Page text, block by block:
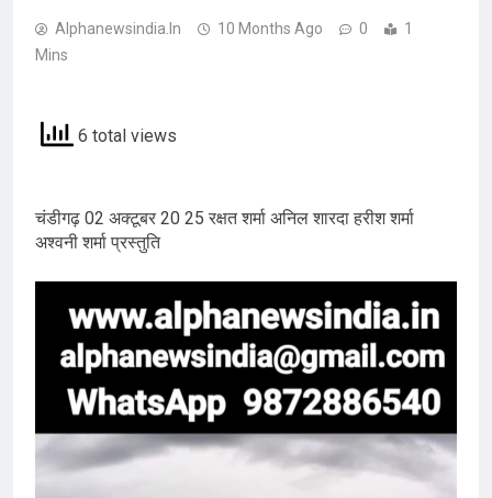
Alphanewsindia.in 10 Months Ago 0
1
Mins
6 total views
चंडीगढ़ 02 अक्टूबर 20 25 रक्षत शर्मा अनिल शारदा हरीश शर्मा
अश्वनी शर्मा प्रस्तुति